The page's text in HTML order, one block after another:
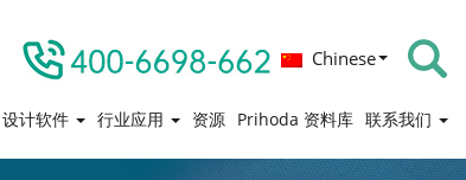
Chinese
设计软件 行业应用 资源 Prihoda 资料库 联系我们